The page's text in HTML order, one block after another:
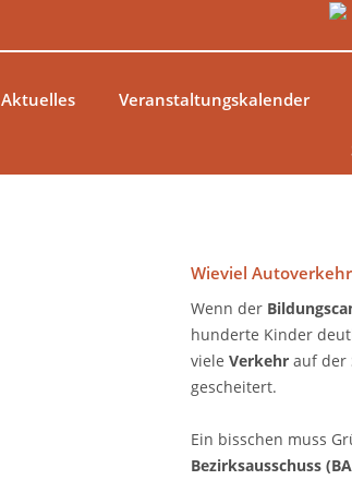
Aktuelles Veranstaltungskalender
Wieviel
Wenn der
hunderte Kinder
viele Verkehrauf der
gescheitert.
Ein bisschen muss
Bezirksausschuss